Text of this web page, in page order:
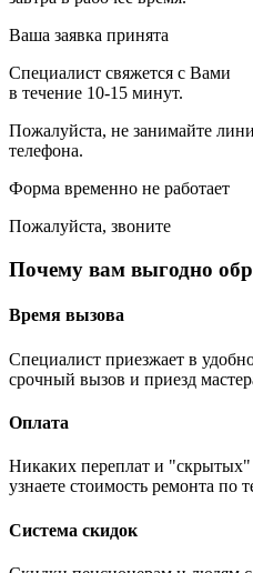
Ваша заявка принята
Специалист свяжется с Вами
в течение 10-15 минут.
Пожалуйста, не занимайте
телефона.
Форма временно не работает
Пожалуйста, звоните
Почему вам выгодно
Время вызова
Специалист приезжает в
срочный вызов и приезд
Оплата
Никаких переплат и
узнаете стоимость ремонта по
Система скидок